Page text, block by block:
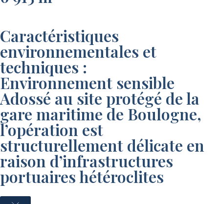
Caractéristiques
environnementales et
techniques :
Environnement sensible
Adossé au site protégé de la
gare maritime de Boulogne,
l’opération est
structurellement délicate en
raison d’infrastructures
portuaires hétéroclites